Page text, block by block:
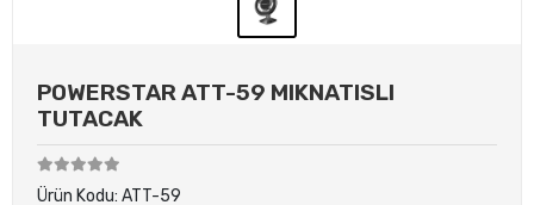
POWERSTAR ATT-59 MIKNATISLI
TUTACAK
Ürün Kodu: ATT-59